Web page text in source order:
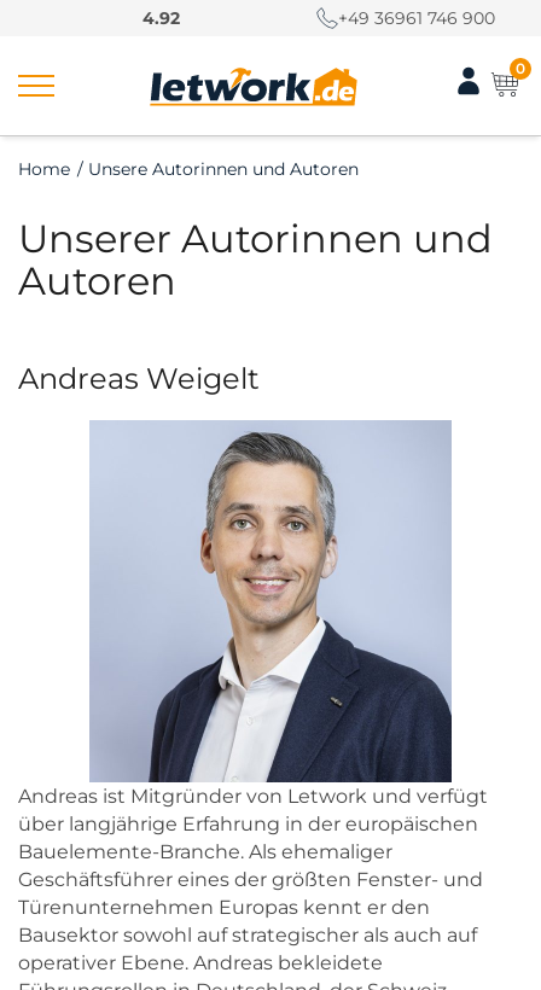
4.92 +49 36961 746 900
0
Home / Unsere Autorinnen und Autoren
Unserer Autorinnen und
Autoren
Andreas Weigelt
Andreas ist Mitgründer von Letwork und verfügt
über langjährige Erfahrung in der europäischen
Bauelemente-Branche. Als ehemaliger
Geschäftsführer eines der größten Fenster- und
Türenunternehmen Europas kennt er den
Bausektor sowohl auf strategischer als auch auf
operativer Ebene. Andreas bekleidete